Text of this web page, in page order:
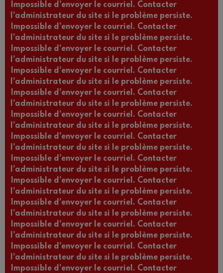
Impossible d'envoyer le courriel. Contacter
l'administrateur du site si le problème persiste.
Impossible d'envoyer le courriel. Contacter
l'administrateur du site si le problème persiste.
Impossible d'envoyer le courriel. Contacter
l'administrateur du site si le problème persiste.
Impossible d'envoyer le courriel. Contacter
l'administrateur du site si le problème persiste.
Impossible d'envoyer le courriel. Contacter
l'administrateur du site si le problème persiste.
Impossible d'envoyer le courriel. Contacter
l'administrateur du site si le problème persiste.
Impossible d'envoyer le courriel. Contacter
l'administrateur du site si le problème persiste.
Impossible d'envoyer le courriel. Contacter
l'administrateur du site si le problème persiste.
Impossible d'envoyer le courriel. Contacter
l'administrateur du site si le problème persiste.
Impossible d'envoyer le courriel. Contacter
l'administrateur du site si le problème persiste.
Impossible d'envoyer le courriel. Contacter
l'administrateur du site si le problème persiste.
Impossible d'envoyer le courriel. Contacter
l'administrateur du site si le problème persiste.
Impossible d'envoyer le courriel. Contacter